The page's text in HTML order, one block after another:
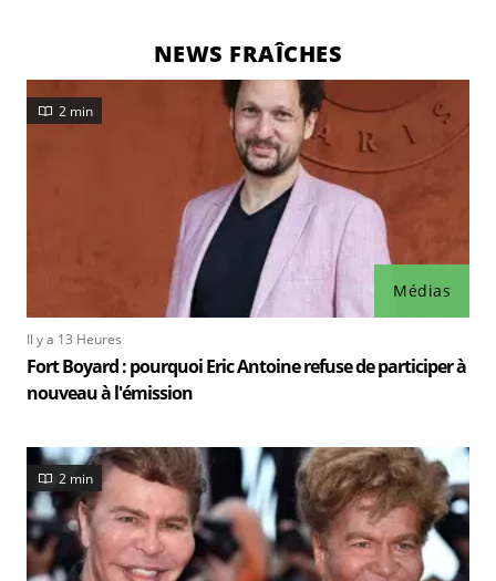
NEWS FRAÎCHES
Médias
2 min
Il y a 13 Heures
Fort Boyard : pourquoi Eric Antoine refuse de participer à
nouveau à l'émission
2 min